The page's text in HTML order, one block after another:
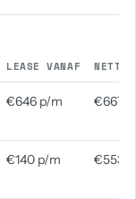
LEASE VANAF NETTO
€646 p/m €667
€140 p/m €553